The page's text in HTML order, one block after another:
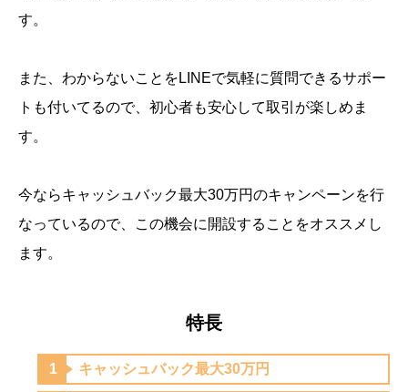
す。
また、わからないことをLINEで気軽に質問できるサポー
トも付いてるので、初心者も安心して取引が楽しめま
す。
今ならキャッシュバック最大30万円のキャンペーンを行
なっているので、この機会に開設することをオススメし
ます。
特長
キャッシュバック最大30万円